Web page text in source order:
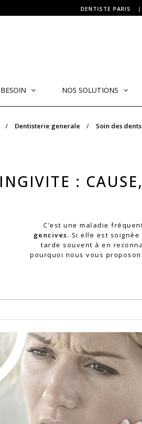
DENTISTE PARIS |
NOS SOLUTIONS
Dentisterie generale Soin des dents
:
C’est une maladie
gencives. Si elle est
tarde souvent à en
pourquoi nous vous